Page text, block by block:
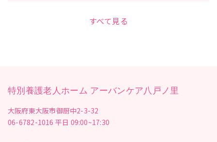
すべて見る
特別養護老人ホーム アーバンケア八戸ノ里
大阪府東大阪市御厨中2-3-32
06-6782-1016 平日 09:00~17:30